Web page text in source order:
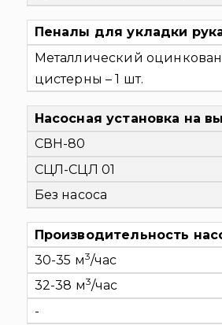
Пеналы для укладки
Металлический
цистерны – 1 шт.
Насосная установка на
СВН-80
СЦЛ-СЦЛ 01
Без насоса
Производительность
30-35 м3/час
32-38 м3/час
-